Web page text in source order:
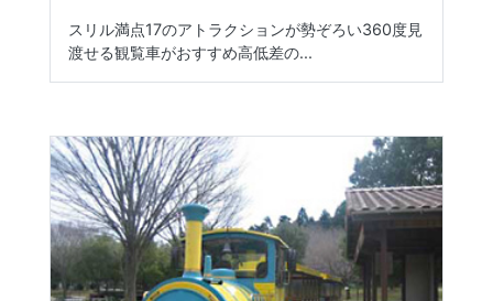
スリル満点17のアトラクションが勢ぞろい360度見
渡せる観覧車がおすすめ高低差の...